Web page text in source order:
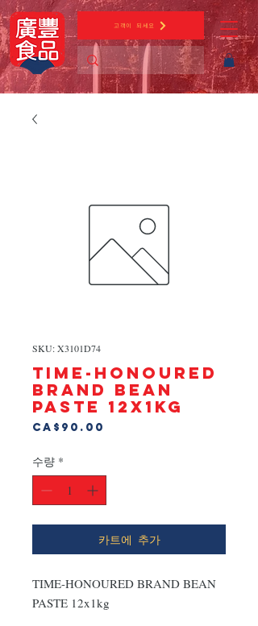
고객이 되세요
SKU: X3101D74
TIME-HONOURED
BRAND BEAN
PASTE 12x1kg
CA$90.00
수량 *
카트에 추가
TIME-HONOURED BRAND BEAN
PASTE 12x1kg